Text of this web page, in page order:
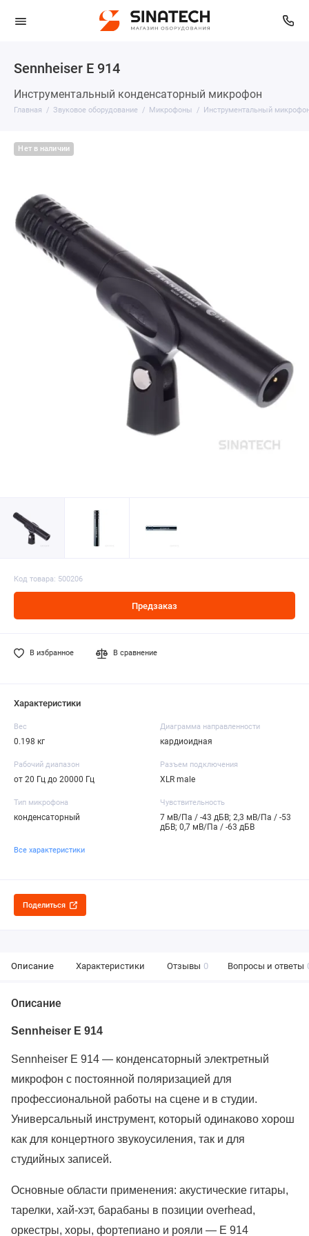
Sennheiser E 914
Инструментальный конденсаторный микрофон
Главная Звуковое оборудование Микрофоны Инструментальный
Нет в наличии
Код товара: 500206
Предзаказ
В избранное В сравнение
Характеристики
Вес
0.198 кг
Диаграмма направленности
кардиоидная
Рабочий диапазон
от 20 Гц до 20000 Гц
Разъем подключения
XLR male
Тип микрофона
конденсаторный
Чувствительность
7 мВ/Па / -43 дБВ; 2,3 мВ/Па / -53
дБВ; 0,7 мВ/Па / -63 дБВ
Все характеристики
Поделиться
Описание Характеристики Отзывы 0 Вопросы и ответы
Описание
Sennheiser E 914
Sennheiser E 914 — конденсаторный электретный
микрофон с постоянной поляризацией для
профессиональной работы на сцене и в студии.
Универсальный инструмент, который одинаково хорош
как для концертного звукоусиления, так и для
студийных записей.
Основные области применения: акустические гитары,
тарелки, хай-хэт, барабаны в позиции overhead,
оркестры, хоры, фортепиано и рояли — E 914